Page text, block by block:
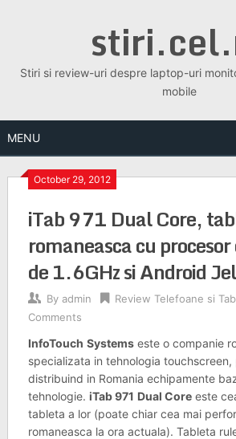
Stiri si review-uri despre laptop-uri
mobile
MENU
October 29, 2012
iTab 971 Dual Core,
romaneasca cu
de 1.6GHz si Android
By admin Review Telefoane si
Comments
InfoTouch Systemseste o companie
specializata in tehnologia
distribuind in Romania echipamente
tehnologie. iTab 971 Dual Coreeste
tableta a lor (poate chiar cea mai
romaneasca la ora actuala). Tableta